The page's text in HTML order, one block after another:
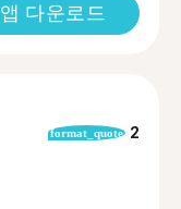
앱 다운로드
format_quote 2